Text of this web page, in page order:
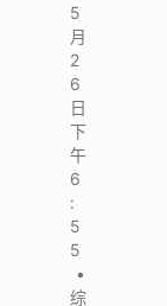
5
月
2
6
日
下
午
6
:
5
5
•
综